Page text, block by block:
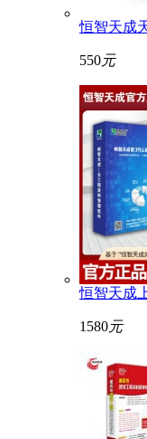
恒智天成
550元
恒智天成
1580元